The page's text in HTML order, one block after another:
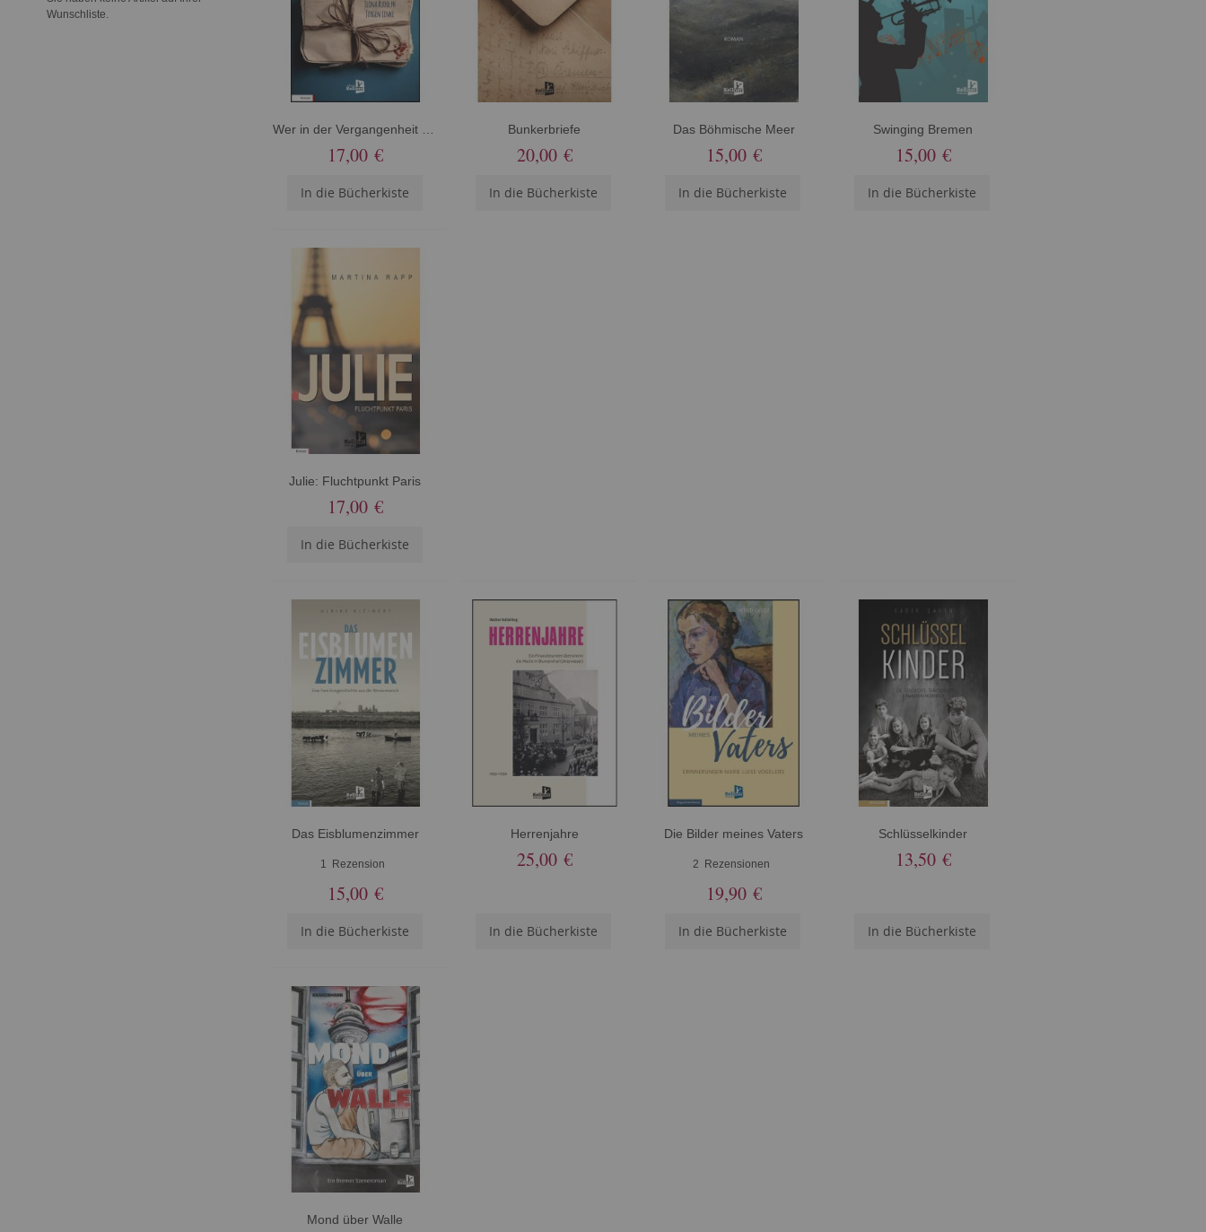
17,00 €
In die Bücherkiste
Bunkerbriefe
20,00 €
In die Bücherkiste
Das Böhmische Meer
15,00 €
In die Bücherkiste
Swinging Bremen
15,00 €
In die Bücherkiste
Julie: Fluchtpunkt Paris
17,00 €
In die Bücherkiste
Das Eisblumenzimmer
1 Rezension
15,00 €
In die Bücherkiste
Herrenjahre
25,00 €
In die Bücherkiste
Die Bilder meines Vaters
2 Rezensionen
19,90 €
In die Bücherkiste
Schlüsselkinder
13,50 €
In die Bücherkiste
Mond über Walle
Wunschliste.